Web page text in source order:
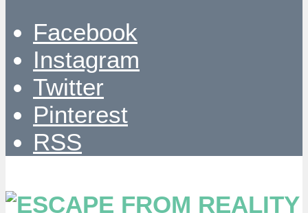
Facebook
Instagram
Twitter
Pinterest
RSS